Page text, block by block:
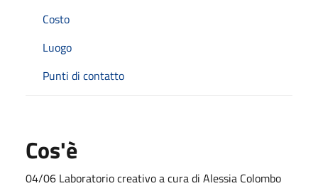
Costo
Luogo
Punti di contatto
Cos'è
04/06 Laboratorio creativo a cura di Alessia Colombo